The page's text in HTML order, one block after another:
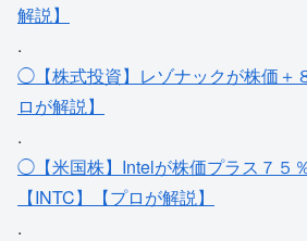
解説】
.
◯【株式投資】レゾナックが株価＋
ロが解説】
.
◯【米国株】Intelが株価プラス７５
【INTC】【プロが解説】
.